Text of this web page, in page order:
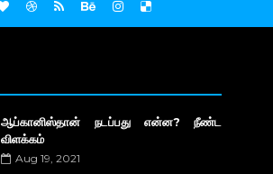
ஆப்கானிஸ்தான் நடப்பது என்ன? நீண்ட
விளக்கம்
Aug 19, 2021